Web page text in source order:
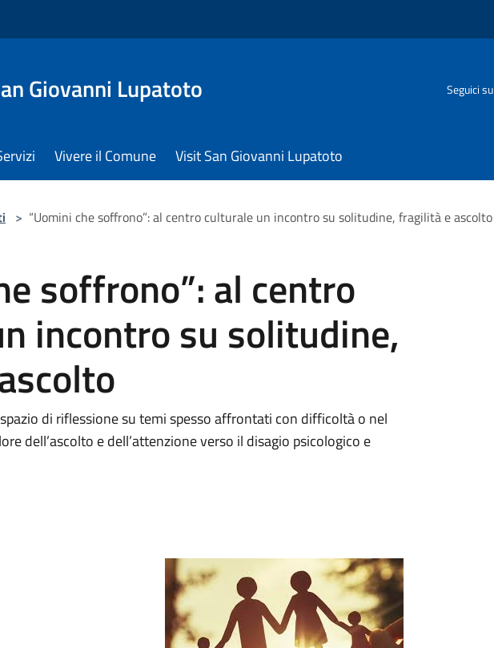
Giovanni Lupatoto Seguici su
Vivere il Comune Visit San Giovanni Lupatoto
> “Uomini che soffrono”: al centro culturale un incontro su solitudine, fragilità e ascolto
soffrono”: al centro
incontro su solitudine,
di riflessione su temi spesso affrontati con difficoltà o nel
dell’ascolto e dell’attenzione verso il disagio psicologico e